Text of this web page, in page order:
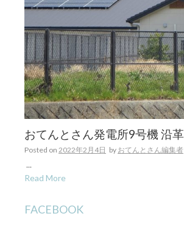
おてんとさん発電所9号機 沿革
Posted on 2022年2月4日 by おてんとさん編集者
...
Read More
FACEBOOK